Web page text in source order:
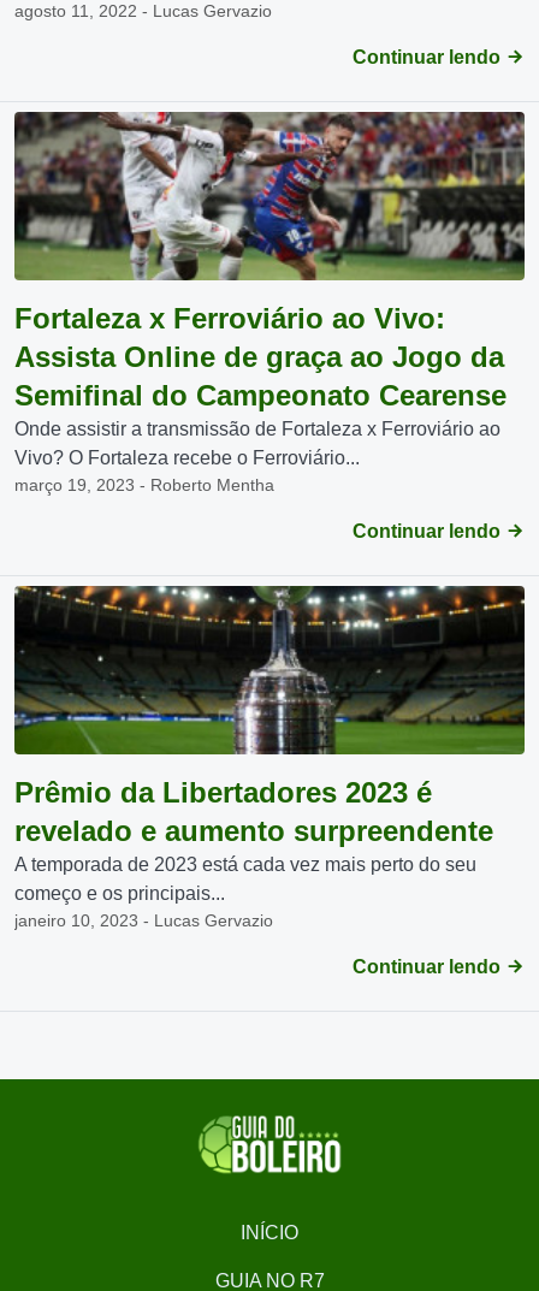
agosto 11, 2022 - Lucas Gervazio
Continuar lendo
Fortaleza x Ferroviário ao Vivo:
Assista Online de graça ao Jogo da
Semifinal do Campeonato Cearense
Onde assistir a transmissão de Fortaleza x Ferroviário ao
Vivo? O Fortaleza recebe o Ferroviário...
março 19, 2023 - Roberto Mentha
Continuar lendo
Prêmio da Libertadores 2023 é
revelado e aumento surpreendente
A temporada de 2023 está cada vez mais perto do seu
começo e os principais...
janeiro 10, 2023 - Lucas Gervazio
Continuar lendo
INÍCIO
GUIA NO R7